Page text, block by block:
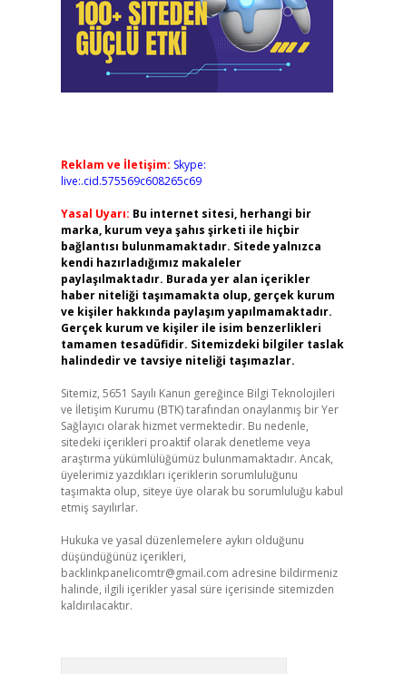
Reklam ve İletişim: Skype:
live:.cid.575569c608265c69
Yasal Uyarı: Bu internet sitesi, herhangi bir
marka, kurum veya şahıs şirketi ile hiçbir
bağlantısı bulunmamaktadır. Sitede yalnızca
kendi hazırladığımız makaleler
paylaşılmaktadır. Burada yer alan içerikler
haber niteliği taşımamakta olup, gerçek kurum
ve kişiler hakkında paylaşım yapılmamaktadır.
Gerçek kurum ve kişiler ile isim benzerlikleri
tamamen tesadüfidir. Sitemizdeki bilgiler taslak
halindedir ve tavsiye niteliği taşımazlar.
Sitemiz, 5651 Sayılı Kanun gereğince Bilgi Teknolojileri
ve İletişim Kurumu (BTK) tarafından onaylanmış bir Yer
Sağlayıcı olarak hizmet vermektedir. Bu nedenle,
sitedeki içerikleri proaktif olarak denetleme veya
araştırma yükümlülüğümüz bulunmamaktadır. Ancak,
üyelerimiz yazdıkları içeriklerin sorumluluğunu
taşımakta olup, siteye üye olarak bu sorumluluğu kabul
etmiş sayılırlar.
Hukuka ve yasal düzenlemelere aykırı olduğunu
düşündüğünüz içerikleri,
backlinkpanelicomtr@gmail.com adresine bildirmeniz
halinde, ilgili içerikler yasal süre içerisinde sitemizden
kaldırılacaktır.